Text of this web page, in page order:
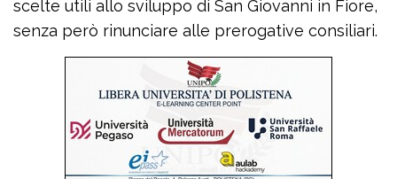
scelte utili allo sviluppo di San Giovanni in Fiore,
senza però rinunciare alle prerogative consiliari.